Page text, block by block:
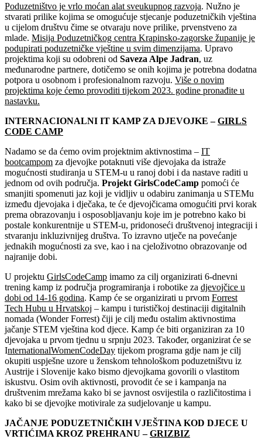
Poduzetništvo je vrlo moćan alat sveukupnog razvoja. Nužno je
stvarati prilike kojima se omogućuje stjecanje poduzetničkih vještina
u cijelom društvu čime se otvaraju nove prilike, prvenstveno za
mlade. Misija Poduzetničkog centra Krapinsko-zagorske županije je
podupirati poduzetničke vještine u svim dimenzijama. Upravo
projektima koji su odobreni od Saveza Alpe Jadran, uz
međunarodne partnere, dotičemo se onih kojima je potrebna dodatna
potpora u osobnom i profesionalnom razvoju. Više o novim
projektima koje ćemo provoditi tijekom 2023. godine pronađite u
nastavku.
INTERNACIONALNI IT KAMP ZA DJEVOJKE –GIRLS
CODE CAMP
Nadamo se da ćemo ovim projektnim aktivnostima – IT
bootcampom za djevojke potaknuti više djevojaka da istraže
mogućnosti studiranja u STEM-u u ranoj dobi i da nastave raditi u
jednom od ovih područja. Projekt GirlsCodeCamp pomoći će
smanjiti spomenuti jaz koji je vidljiv u odabiru zanimanja u STEMu
između djevojaka i dječaka, te će djevojčicama omogućiti prvi korak
prema obrazovanju i osposobljavanju koje im je potrebno kako bi
postale konkurentnije u STEM-u, pridonoseći društvenoj integraciji i
stvaranju inkluzivnijeg društva. To izravno utječe na povećanje
jednakih mogućnosti za sve, kao i na cjeloživotno obrazovanje od
najranije dobi.
U projektu GirlsCodeCamp imamo za cilj organizirati 6-dnevni
trening kamp iz područja programiranja i robotike za djevojčice u
dobi od 14-16 godina. Kamp će se organizirati u prvom Forrest
Tech Hubu u Hrvatskoj – kampu i turističkoj destinaciji digitalnih
nomada (Wonder Forrest) čiji je cilj među ostalim aktivnostima
jačanje STEM vještina kod djece. Kamp će biti organiziran za 10
djevojaka u prvom tjednu u srpnju 2023. Također, organizirat će se
InternationalWomenCodeDay tijekom programa gdje nam je cilj
okupiti uspješne uzore u ženskom tehnološkom poduzetništvu iz
Austrije i Slovenije kako bismo djevojkama govorili o vlastitom
iskustvu. Osim ovih aktivnosti, provodit će se i kampanja na
društvenim mrežama kako bi se javnost osvijestila o različitostima i
kako bi se djevojke motivirale za sudjelovanje u kampu.
JAČANJE PODUZETNIČKIH VJEŠTINA KOD DJECE U
VRTIĆIMA KROZ PREHRANU –GRIZBIZ